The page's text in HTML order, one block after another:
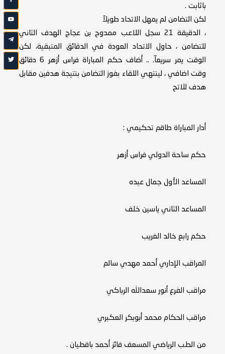
باثابت .
لكن التضامن لم يمهل الاتحاد طويلآ
، الدقيقة 21 سجل اللاعب ممدوح بن عجاج الهدف الثاني
للتضامن ، حاول الاتحاد العودة في الدقائق المتبقية، لكن
الوقت يمر سريعآ. .. أضاف حكم المباراة فراس أزهر 6 دقائق
وقت اضافي ، لينتهي اللقاء بفوز التضامن بنتيجة هدفين مقابل
هدف للاتح
أدار المباراة طاقم تحكيمي :
حكم ساحة الدولي فراس أزهر
المساعد الأول جمال عبده
المساعد الثاني ياسين خلف
حكم رابع خالد الغريب
المراقب الإداري أحمد مهدي سالم
مراقب الفرع أنور سعدالله الرباكي
مراقب الحكام محمد أبوبكر العكبري
من الطب الرياضي المسعف فائز أحمد باقطيان .